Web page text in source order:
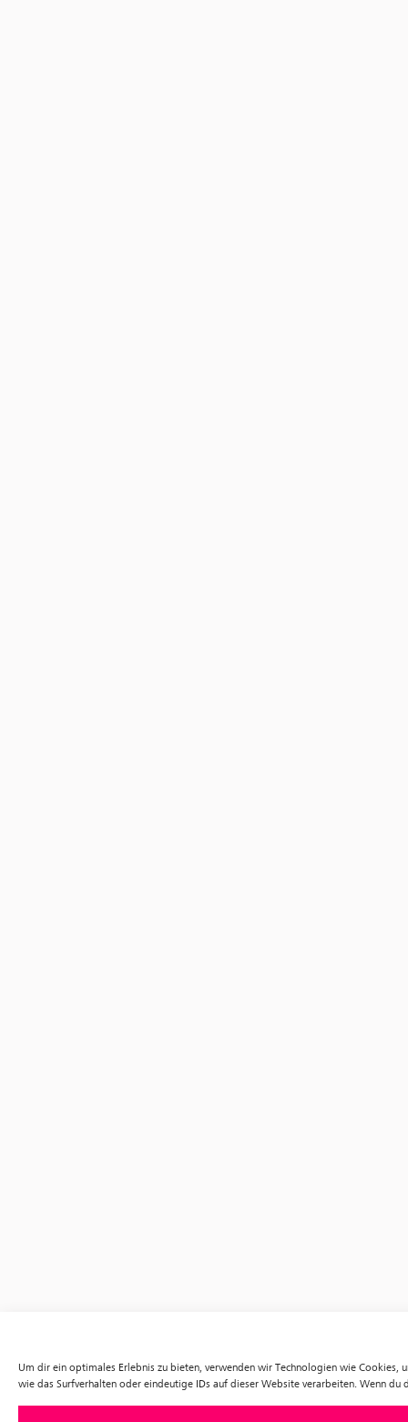
Um dir ein optimales Erlebnis zu bieten, verwenden wir Technologien wie
wie das Surfverhalten oder eindeutige IDs auf dieser Website verarbeiten. Wenn